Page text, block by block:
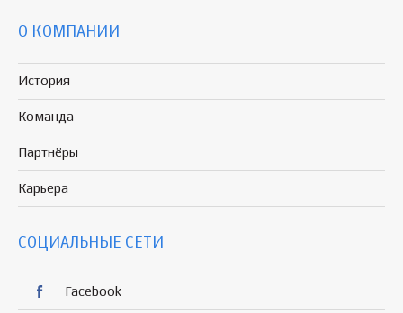
О КОМПАНИИ
История
Команда
Партнёры
Карьера
СОЦИАЛЬНЫЕ СЕТИ
Facebook